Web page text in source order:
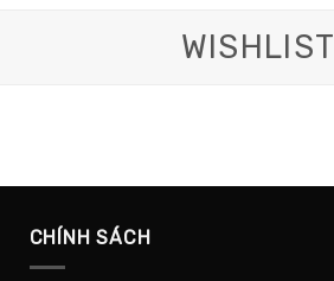
WISHLIST
CHÍNH SÁCH